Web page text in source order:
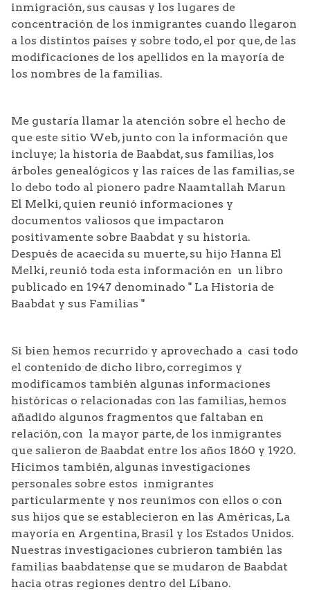
inmigración, sus causas y los lugares de
concentración de los inmigrantes cuando llegaron
a los distintos países y sobre todo, el por que, de las
modificaciones de los apellidos en la mayoría de
los nombres de la familias.
Me gustaría llamar la atención sobre el hecho de
que este sitio Web, junto con la información que
incluye; la historia de Baabdat, sus familias, los
árboles genealógicos y las raíces de las familias, se
lo debo todo al pionero padre Naamtallah Marun
El Melki, quien reunió informaciones y
documentos valiosos que impactaron
positivamente sobre Baabdat y su historia.
Después de acaecida su muerte, su hijo Hanna El
Melki, reunió toda esta información en un libro
publicado en 1947 denominado " La Historia de
Baabdat y sus Familias "
Si bien hemos recurrido y aprovechado a casi todo
el contenido de dicho libro, corregimos y
modificamos también algunas informaciones
históricas o relacionadas con las familias, hemos
añadido algunos fragmentos que faltaban en
relación, con la mayor parte, de los inmigrantes
que salieron de Baabdat entre los años 1860 y 1920.
Hicimos también, algunas investigaciones
personales sobre estos inmigrantes
particularmente y nos reunimos con ellos o con
sus hijos que se establecieron en las Américas, La
mayoría en Argentina, Brasil y los Estados Unidos.
Nuestras investigaciones cubrieron también las
familias baabdatense que se mudaron de Baabdat
hacia otras regiones dentro del Líbano.